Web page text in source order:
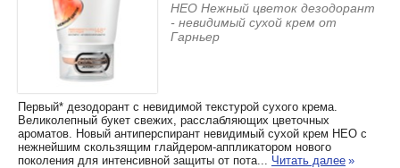
HЕО Нежный цветок дезодорант
- невидимый сухой крем от
Гарньер
Первый* дезодорант с невидимой текстурой сухого крема.
Великолепный букет свежих, расслабляющих цветочных
ароматов. Новый антиперспирант невидимый сухой крем НЕО с
нежнейшим скользящим глайдером-аппликатором нового
поколения для интенсивной защиты от пота... Читать далее »